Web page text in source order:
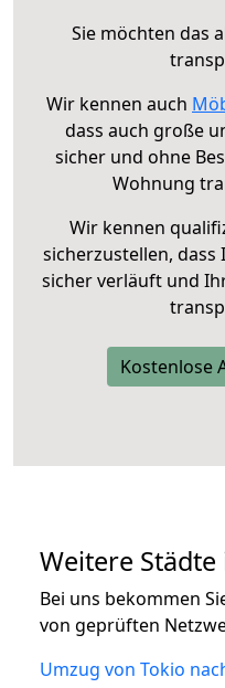
Sie möchten das
Wir kennen auch
dass auch große
sicher und ohne
Wohnung
Wir kennen
sicherzustellen,
sicher verläuft und
Kostenlose
Weitere Städte
Bei uns bekommen
von geprüften
Umzug von Tokio